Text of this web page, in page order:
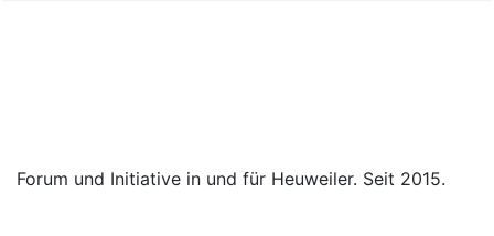
Forum und Initiative in und für Heuweiler. Seit 2015.